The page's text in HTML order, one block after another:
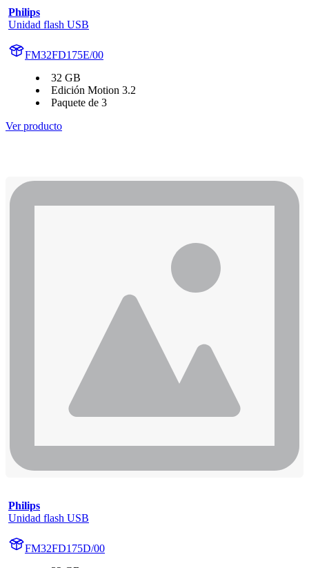
Philips
Unidad flash USB
FM32FD175E/00
32 GB
Edición Motion 3.2
Paquete de 3
Ver producto
Philips
Unidad flash USB
FM32FD175D/00